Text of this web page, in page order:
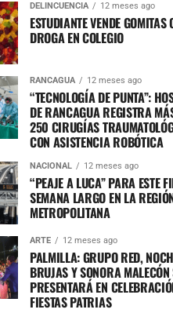
DELINCUENCIA 12 meses ago
ESTUDIANTE VENDE GOMITAS
DROGA EN COLEGIO
RANCAGUA 12 meses ago
“TECNOLOGÍA DE PUNTA”:
DE RANCAGUA REGISTRA
250 CIRUGÍAS
CON ASISTENCIA ROBÓTICA
NACIONAL 12 meses ago
“PEAJE A LUCA” PARA ESTE
SEMANA LARGO EN LA
METROPOLITANA
ARTE 12 meses ago
PALMILLA: GRUPO RED,
BRUJAS Y SONORA MALECÓN
PRESENTARÁ EN
FIESTAS PATRIAS